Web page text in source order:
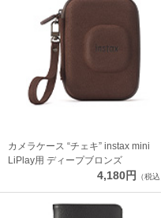
カメラケース “チェキ” instax mini
LiPlay用 ディープブロンズ
4,180円 （税込